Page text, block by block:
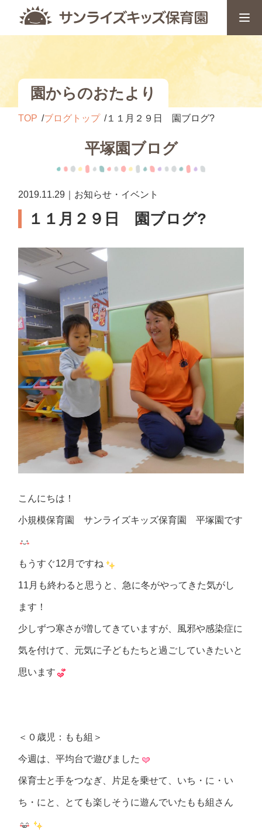
園からのおたより
TOP ブログトップ １１月２９日 園ブログ?
平塚園ブログ
2019.11.29｜お知らせ・イベント
１１月２９日 園ブログ?
こんにちは！
小規模保育園 サンライズキッズ保育園 平塚園です
もうすぐ12月ですね
11月も終わると思うと、急に冬がやってきた気がし
ます！
少しずつ寒さが増してきていますが、風邪や感染症に
気を付けて、元気に子どもたちと過ごしていきたいと
思います
＜０歳児：もも組＞
今週は、平均台で遊びました
保育士と手をつなぎ、片足を乗せて、いち・に・い
ち・にと、とても楽しそうに遊んでいたもも組さん